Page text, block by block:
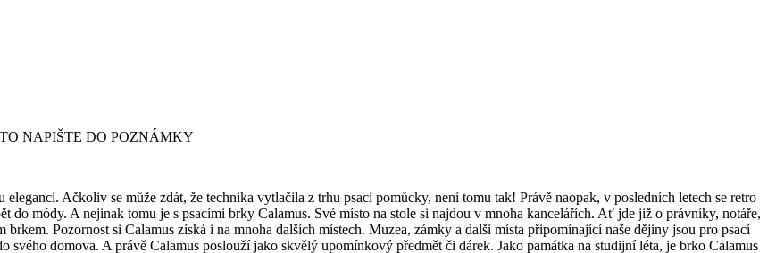
NAPIŠTE DO POZNÁMKY
Ačkoliv se může zdát, že technika vytlačila z trhu psací pomůcky, není tomu tak! Právě naopak, v posledních letech se retro
módy. A nejinak tomu je s psacími brky Calamus. Své místo na stole si najdou v mnoha kancelářích. Ať jde již o právníky, notáře,
Pozornost si Calamus získá i na mnoha dalších místech. Muzea, zámky a další místa připomínající naše dějiny jsou pro psací
svého domova. A právě Calamus poslouží jako skvělý upomínkový předmět či dárek. Jako památka na studijní léta, je brko Calamus